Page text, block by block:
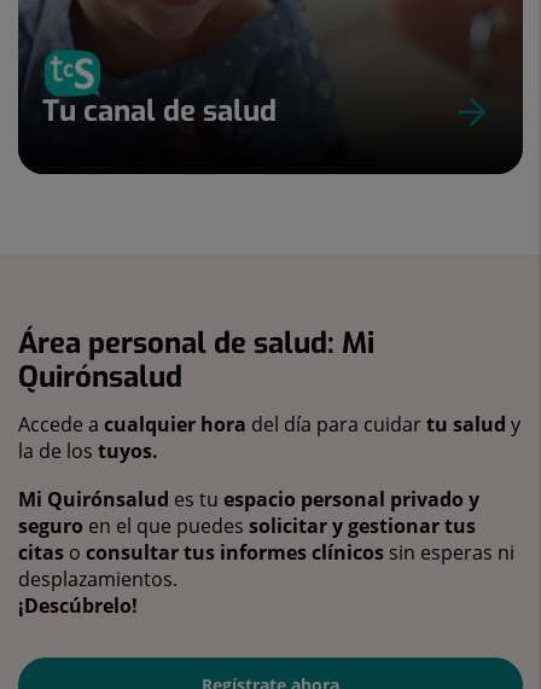
Tu canal de salud
Área personal de salud: Mi
Quirónsalud
Accede a cualquier hora del día para cuidartu salud y
la de los tuyos.
Mi Quirónsalud es tu espacio personal privado y
seguro en el que puedes solicitar y gestionar tus
citas o consultar tus informes clínicos sin esperas ni
desplazamientos.
¡Descúbrelo!